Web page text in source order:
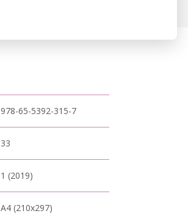
978-65-5392-315-7
33
1 (2019)
A4 (210x297)